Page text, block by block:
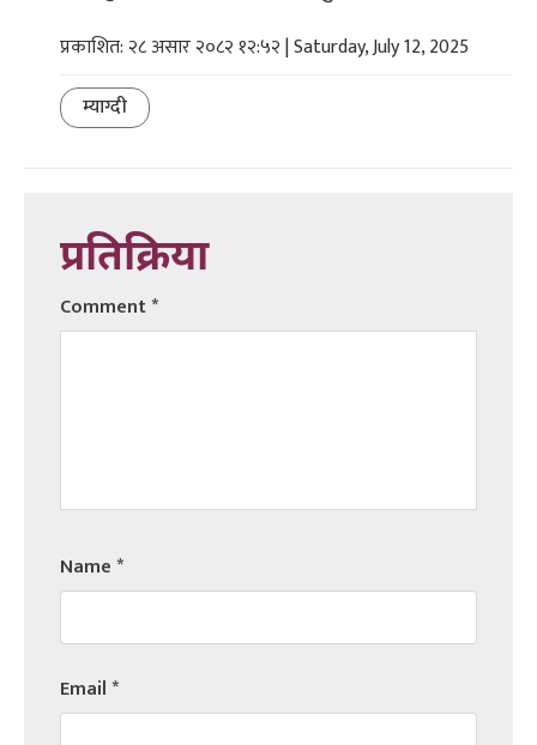
प्रकाशित: २८ असार २०८२ १२:५२ | Saturday, July 12, 2025
म्याग्दी
प्रतिक्रिया
Comment*
Name*
Email*